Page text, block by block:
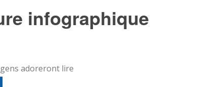
infographique
adoreront lire